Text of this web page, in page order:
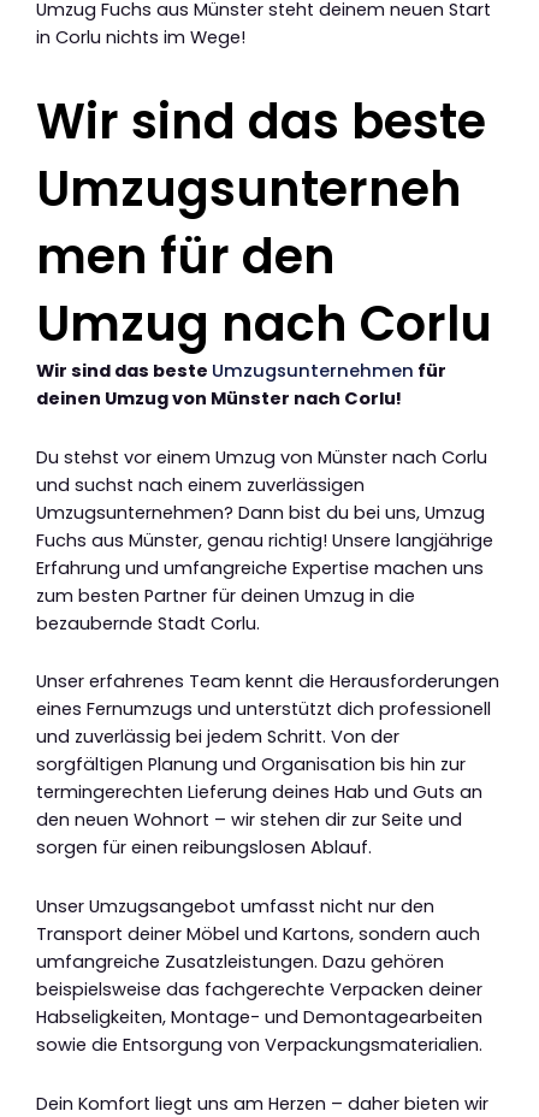
Umzug Fuchs aus Münster steht deinem neuen Start
in Corlu nichts im Wege!
Wir sind das beste
Umzugsunterneh
men für den
Umzug nach Corlu
Wir sind das beste Umzugsunternehmen für
deinen Umzug von Münster nach Corlu!
Du stehst vor einem Umzug von Münster nach Corlu
und suchst nach einem zuverlässigen
Umzugsunternehmen? Dann bist du bei uns, Umzug
Fuchs aus Münster, genau richtig! Unsere langjährige
Erfahrung und umfangreiche Expertise machen uns
zum besten Partner für deinen Umzug in die
bezaubernde Stadt Corlu.
Unser erfahrenes Team kennt die Herausforderungen
eines Fernumzugs und unterstützt dich professionell
und zuverlässig bei jedem Schritt. Von der
sorgfältigen Planung und Organisation bis hin zur
termingerechten Lieferung deines Hab und Guts an
den neuen Wohnort – wir stehen dir zur Seite und
sorgen für einen reibungslosen Ablauf.
Unser Umzugsangebot umfasst nicht nur den
Transport deiner Möbel und Kartons, sondern auch
umfangreiche Zusatzleistungen. Dazu gehören
beispielsweise das fachgerechte Verpacken deiner
Habseligkeiten, Montage- und Demontagearbeiten
sowie die Entsorgung von Verpackungsmaterialien.
Dein Komfort liegt uns am Herzen – daher bieten wir